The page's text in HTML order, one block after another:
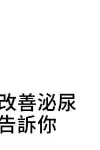
善泌尿
訴你